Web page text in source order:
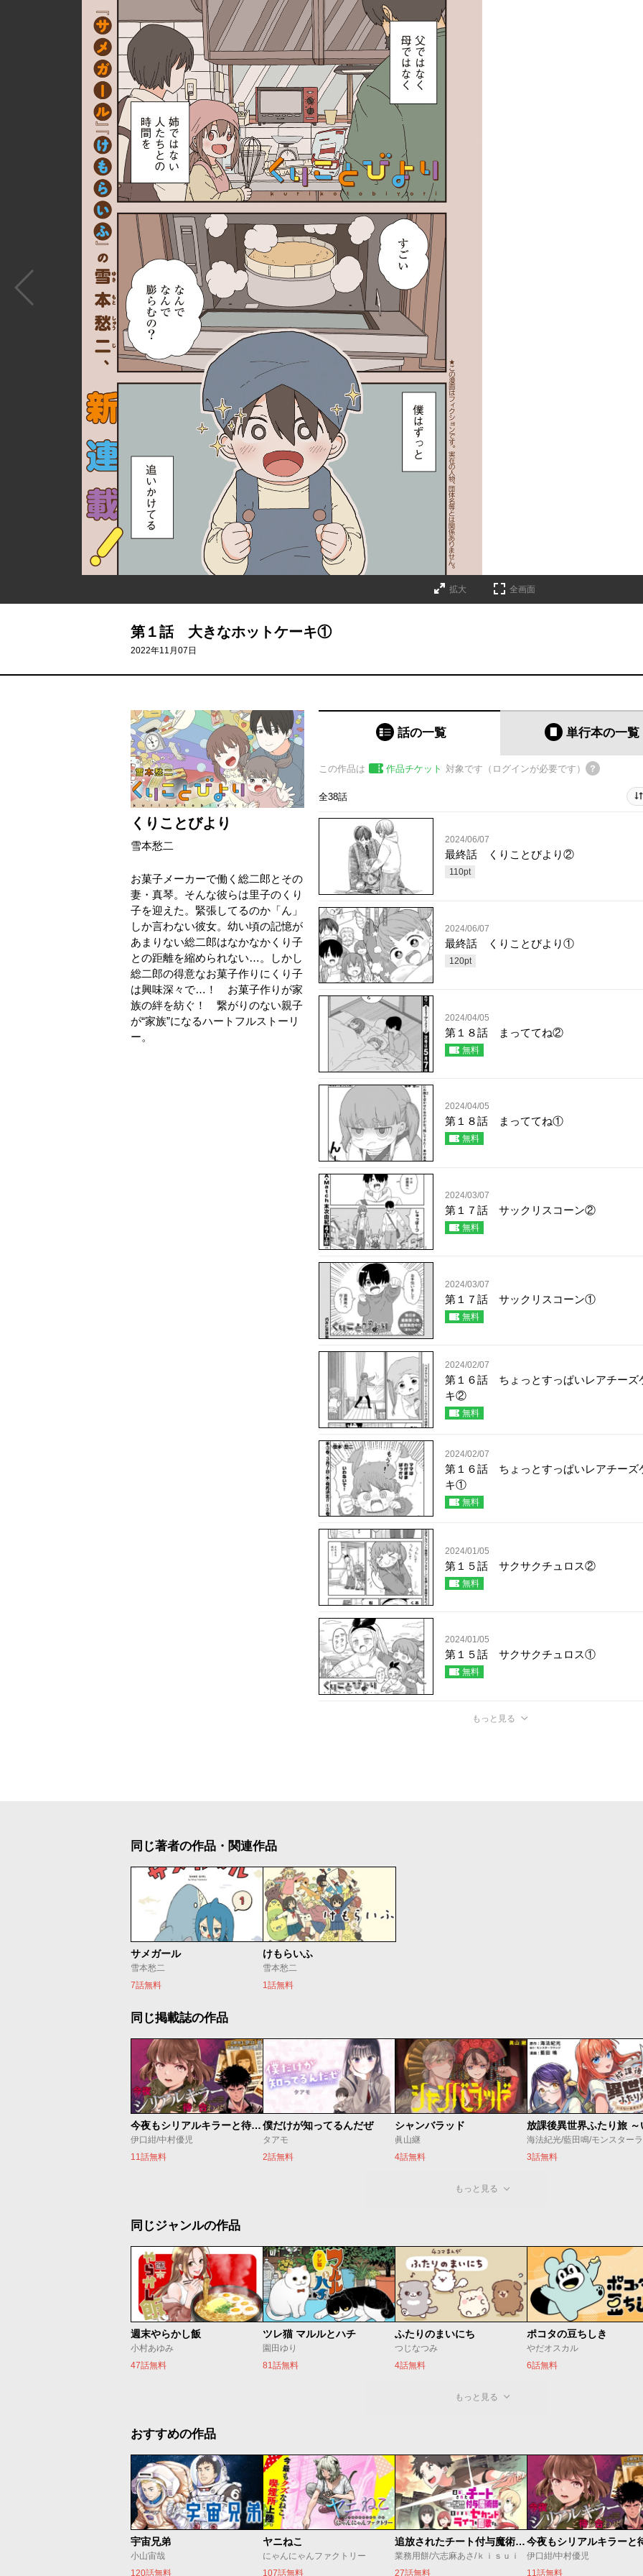
拡大 全画面
第１話 大きなホットケーキ①
2022年11月07日
くりことびより
雪本愁二
お菓子メーカーで働く総二郎とその
妻・真琴。そんな彼らは里子のくり
子を迎えた。緊張してるのか「ん」
しか言わない彼女。幼い頃の記憶が
あまりない総二郎はなかなかくり子
との距離を縮められない…。しかし
総二郎の得意なお菓子作りにくり子
は興味深々で…！ お菓子作りが家
族の絆を紡ぐ！ 繋がりのない親子
が“家族”になるハートフルストーリ
ー。
話の一覧 単行本の一覧
この作品は 作品チケット 対象です（ログインが必要です）
全38話
2024/06/07
最終話 くりことびより②
110pt
2024/06/07
最終話 くりことびより①
120pt
2024/04/05
第１８話 まっててね②
無料
2024/04/05
第１８話 まっててね①
無料
2024/03/07
第１７話 サックリスコーン②
無料
2024/03/07
第１７話 サックリスコーン①
無料
2024/02/07
第１６話 ちょっとすっぱいレアチーズ
キ②
無料
2024/02/07
第１６話 ちょっとすっぱいレアチーズ
キ①
無料
2024/01/05
第１５話 サクサクチュロス②
無料
2024/01/05
第１５話 サクサクチュロス①
無料
もっと見る
同じ著者の作品・関連作品
サメガール
雪本愁二
7話無料
けもらいふ
雪本愁二
1話無料
同じ掲載誌の作品
今夜もシリアルキラーと待ち合わせ
伊口紺/中村優児
11話無料
僕だけが知ってるんだぜ
タアモ
2話無料
シャンバラッド
眞山継
4話無料
3話無料
もっと見る
同じジャンルの作品
週末やらかし飯
小村あゆみ
47話無料
ツレ猫 マルルとハチ
園田ゆり
81話無料
ふたりのまいにち
つじなつみ
4話無料
ポコタの豆ちしき
やだオスカル
6話無料
もっと見る
おすすめの作品
宇宙兄弟
小山宙哉
120話無料
ヤニねこ
にゃんにゃんファクトリー
107話無料
追放されたチート付与魔術師は気ままなセカンドライフを謳歌する。 ～俺は武器だけじゃなく、あらゆるものに『強化ポイント』を付与できるし、俺の意思でいつでも効果を解除できるけど、残った人たち大丈夫？～
業務用餅/六志麻あさ/ｋｉｓｕｉ
27話無料
伊口紺/中村優児
11話無料